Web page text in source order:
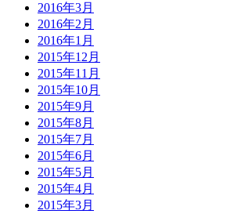
2016年3月
2016年2月
2016年1月
2015年12月
2015年11月
2015年10月
2015年9月
2015年8月
2015年7月
2015年6月
2015年5月
2015年4月
2015年3月